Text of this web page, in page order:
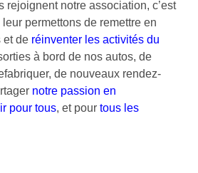
rejoignent notre association, c’est
permettons de remettre en
et de réinventer les activités du
à bord de nos autos, de
de nouveaux rendez-
notre passion en
pour tous, et pour tous les